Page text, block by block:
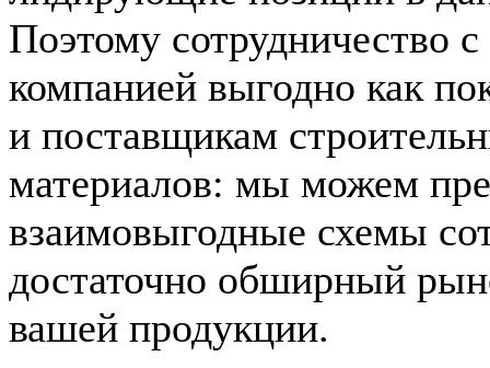
Поэтому сотрудничество
компанией выгодно как
и поставщикам
материалов: мы можем
взаимовыгодные схемы
достаточно обширный
вашей продукции.